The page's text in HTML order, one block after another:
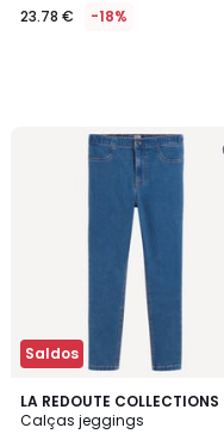
23.78 € -18%
Saldos
LA REDOUTE COLLECTIONS
Calças jeggings
2
Cores